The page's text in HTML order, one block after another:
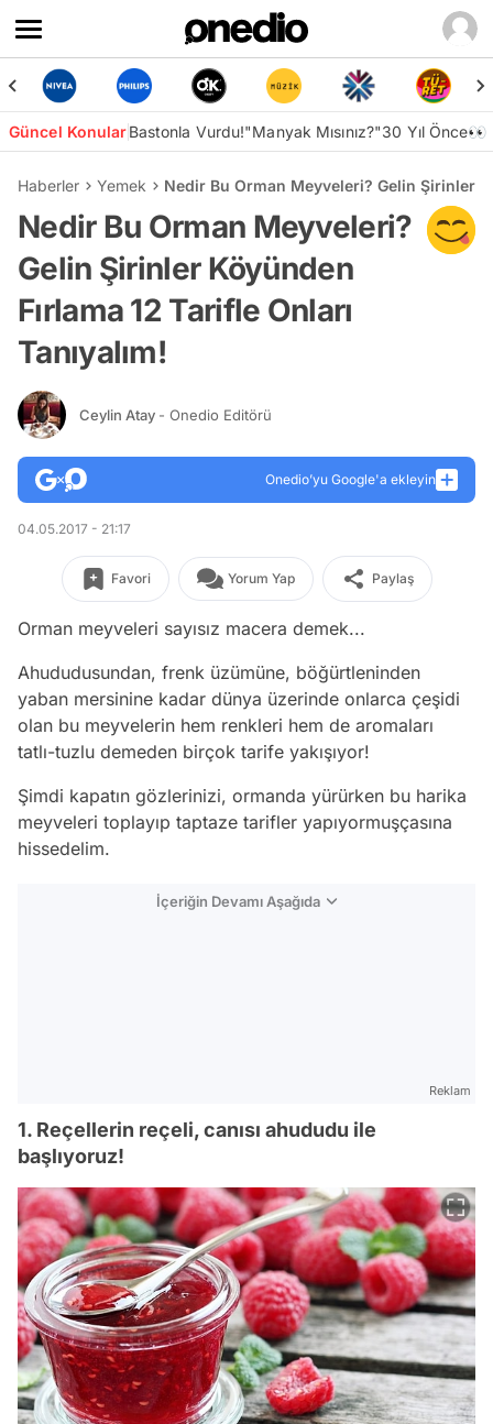
Güncel KonularBastonla Vurdu!"Manyak Mısınız?"30 Yıl Önce👀
Haberler Yemek Nedir Bu Orman Meyveleri? Gelin Şirinler
Nedir Bu Orman Meyveleri?
Gelin Şirinler Köyünden
Fırlama 12 Tarifle Onları
Tanıyalım!
Ceylin Atay - Onedio Editörü
Onedio’yu Google'a ekleyin
04.05.2017 - 21:17
Favori Yorum Yap Paylaş
Orman meyveleri sayısız macera demek...
Ahududusundan, frenk üzümüne, böğürtleninden
yaban mersinine kadar dünya üzerinde onlarca çeşidi
olan bu meyvelerin hem renkleri hem de aromaları
tatlı-tuzlu demeden birçok tarife yakışıyor!
Şimdi kapatın gözlerinizi, ormanda yürürken bu harika
meyveleri toplayıp taptaze tarifler yapıyormuşçasına
hissedelim.
İçeriğin Devamı Aşağıda
Reklam
1. Reçellerin reçeli, canısı ahududu ile
başlıyoruz!